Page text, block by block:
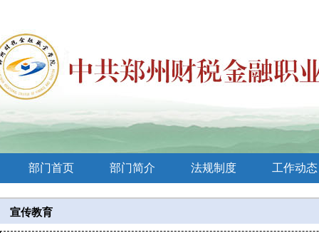
部门首页 部门简介 法规制度 工作动态
宣传教育